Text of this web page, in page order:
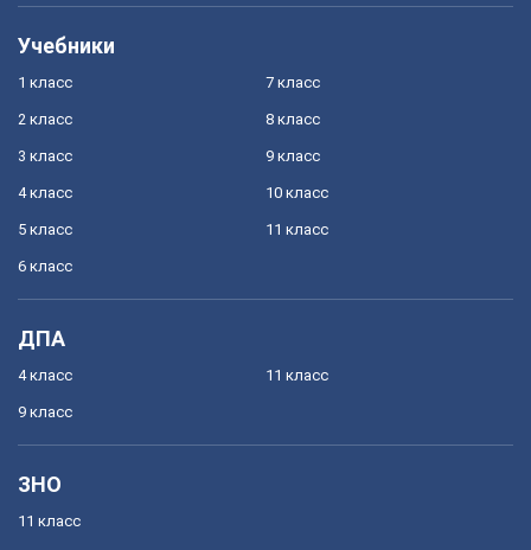
Учебники
1 класс
2 класс
3 класс
4 класс
5 класс
6 класс
7 класс
8 класс
9 класс
10 класс
11 класс
ДПА
4 класс
9 класс
11 класс
ЗНО
11 класс